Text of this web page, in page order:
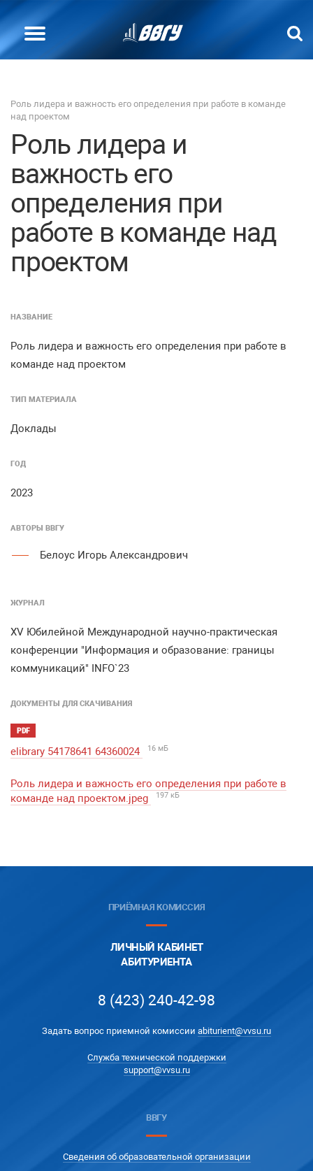
Роль лидера и важность его определения при работе в команде
над проектом
Роль лидера и
важность его
определения при
работе в команде над
проектом
НАЗВАНИЕ
Роль лидера и важность его определения при работе в
команде над проектом
ТИП МАТЕРИАЛА
Доклады
ГОД
2023
АВТОРЫ ВВГУ
Белоус Игорь Александрович
ЖУРНАЛ
XV Юбилейной Международной научно-практическая
конференции "Информация и образование: границы
коммуникаций" INFO`23
ДОКУМЕНТЫ ДЛЯ СКАЧИВАНИЯ
PDF
elibrary 54178641 64360024 16 мБ
Роль лидера и важность его определения при работе в
команде над проектом.jpeg
197 кБ
ПРИЁМНАЯ КОМИССИЯ
ЛИЧНЫЙ КАБИНЕТ
АБИТУРИЕНТА
8 (423) 240-42-98
Задать вопрос приемной комиссии abiturient@vvsu.ru
Служба технической поддержки
support@vvsu.ru
ВВГУ
Сведения об образовательной организации